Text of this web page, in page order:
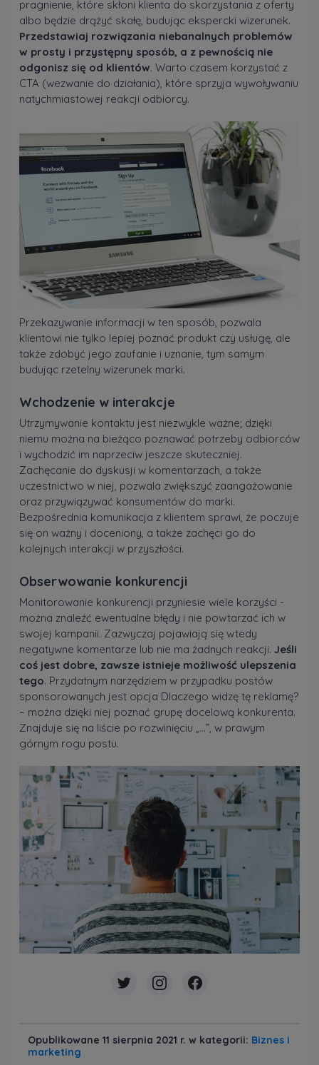
pragnienie, które skłoni klienta do skorzystania z oferty
albo będzie drążyć skałę, budując ekspercki wizerunek.
Przedstawiaj rozwiązania niebanalnych problemów
w prosty i przystępny sposób, a z pewnością nie
odgonisz się od klientów. Warto czasem korzystać z
CTA (wezwanie do działania), które sprzyja wywoływaniu
natychmiastowej reakcji odbiorcy.
Przekazywanie informacji w ten sposób, pozwala
klientowi nie tylko lepiej poznać produkt czy usługę, ale
także zdobyć jego zaufanie i uznanie, tym samym
budując rzetelny wizerunek marki.
Wchodzenie w interakcje
Utrzymywanie kontaktu jest niezwykle ważne; dzięki
niemu można na bieżąco poznawać potrzeby odbiorców
i wychodzić im naprzeciw jeszcze skuteczniej.
Zachęcanie do dyskusji w komentarzach, a także
uczestnictwo w niej, pozwala zwiększyć zaangażowanie
oraz przywiązywać konsumentów do marki.
Bezpośrednia komunikacja z klientem sprawi, że poczuje
się on ważny i doceniony, a także zachęci go do
kolejnych interakcji w przyszłości.
Obserwowanie konkurencji
Monitorowanie konkurencji przyniesie wiele korzyści -
można znaleźć ewentualne błędy i nie powtarzać ich w
swojej kampanii. Zazwyczaj pojawiają się wtedy
negatywne komentarze lub nie ma żadnych reakcji. Jeśli
coś jest dobre, zawsze istnieje możliwość ulepszenia
tego. Przydatnym narzędziem w przypadku postów
sponsorowanych jest opcja Dlaczego widzę tę reklamę?
– można dzięki niej poznać grupę docelową konkurenta.
Znajduje się na liście po rozwinięciu „…”, w prawym
górnym rogu postu.
Opublikowane 11 sierpnia 2021 r. w kategorii: Biznes i
marketing